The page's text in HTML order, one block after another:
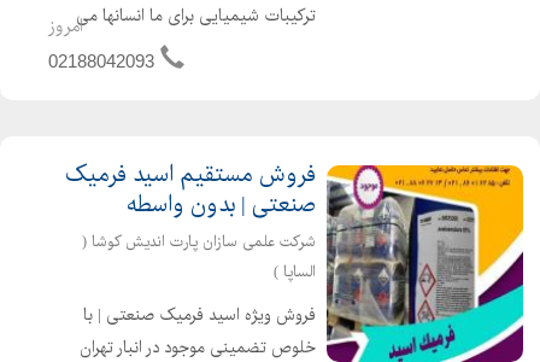
ترکیبات شیمیایی برای ما انسانها می
باشد. یکی از دلایلی که استون مورد توجه
امروز
02188042093
فروش مستقیم اسید فرمیک
صنعتی | بدون واسطه
شرکت علمی سازان پارت اندیش کوشا (
الساپا )
فروش ویژه اسید فرمیک صنعتی | با
خلوص تضمینی موجود در انبار تهران